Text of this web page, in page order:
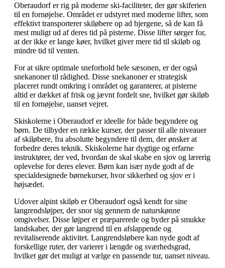
Oberaudorf er rig på moderne ski-faciliteter, der gør skiferien
til en fornøjelse. Området er udstyret med moderne lifter, som
effektivt transporterer skiløbere op ad bjergene, så de kan få
mest muligt ud af deres tid på pisterne. Disse lifter sørger for,
at der ikke er lange køer, hvilket giver mere tid til skiløb og
mindre tid til venten.
For at sikre optimale sneforhold hele sæsonen, er der også
snekanoner til rådighed. Disse snekanoner er strategisk
placeret rundt omkring i området og garanterer, at pisterne
altid er dækket af frisk og jævnt fordelt sne, hvilket gør skiløb
til en fornøjelse, uanset vejret.
Skiskolerne i Oberaudorf er ideelle for både begyndere og
børn. De tilbyder en række kurser, der passer til alle niveauer
af skiløbere, fra absolutte begyndere til dem, der ønsker at
forbedre deres teknik. Skiskolerne har dygtige og erfarne
instruktører, der ved, hvordan de skal skabe en sjov og lærerig
oplevelse for deres elever. Børn kan især nyde godt af de
specialdesignede børnekurser, hvor sikkerhed og sjov er i
højsædet.
Udover alpint skiløb er Oberaudorf også kendt for sine
langrendsløjper, der snor sig gennem de naturskønne
omgivelser. Disse løjper er præparerede og byder på smukke
landskaber, der gør langrend til en afslappende og
revitaliserende aktivitet. Langrendsløbere kan nyde godt af
forskellige ruter, der varierer i længde og sværhedsgrad,
hvilket gør det muligt at vælge en passende tur, uanset niveau.